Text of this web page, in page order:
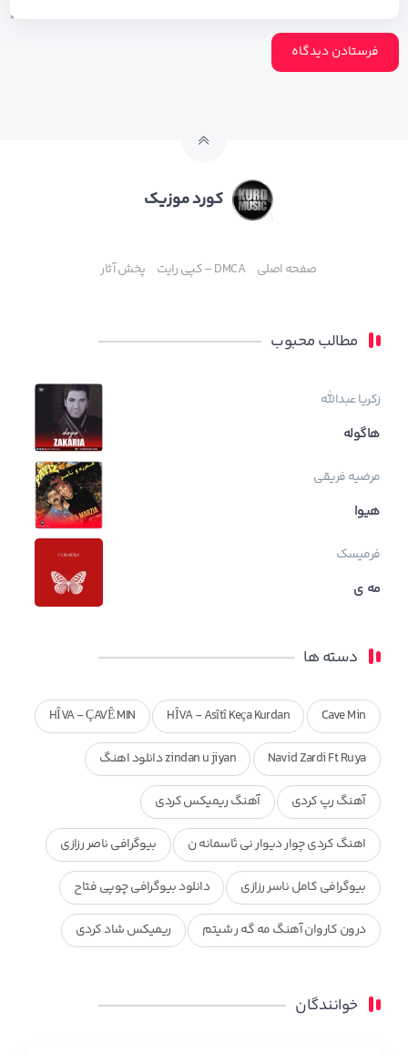
کورد موزیک
صفحه اصلی DMCA – کپی رایت پخش آثار
مطالب محبوب
زکریا عبدالله
هاگوله
مرضیه فریقی
هیوا
فرمیسک
مه ی
دسته ها
Cave Min
HÎVA - Asîtî Keça Kurdan
HÎVA - ÇAVÊ MIN
Navid Zardi Ft Ruya zindan u jiyan دانلود اهنگ
آهنگ رپ کردی آهنگ ریمیکس کردی
اهنگ کردی چوار دیوار نی ئاسمانه ن بیوگرافی ناصر رزازی
بیوگرافی کامل ناسر رزازی دانلود بیوگرافی چوپی فتاح
درون کاروان آهنگ مه گه ر شیتم ریمیکس شاد کردی
محمد جزا
خوانندگان